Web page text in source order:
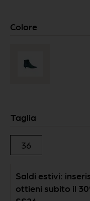
Colore
Taglia
36
Saldi estivi:
ottieni subito il